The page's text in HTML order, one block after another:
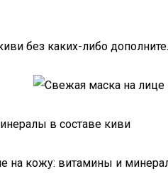
без каких-либо
в составе киви